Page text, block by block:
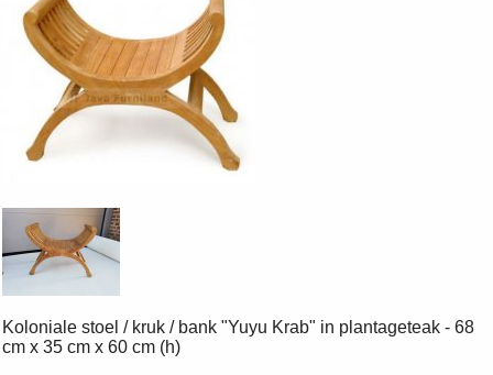
Koloniale stoel / kruk / bank "Yuyu Krab" in plantageteak - 68
cm x 35 cm x 60 cm (h)